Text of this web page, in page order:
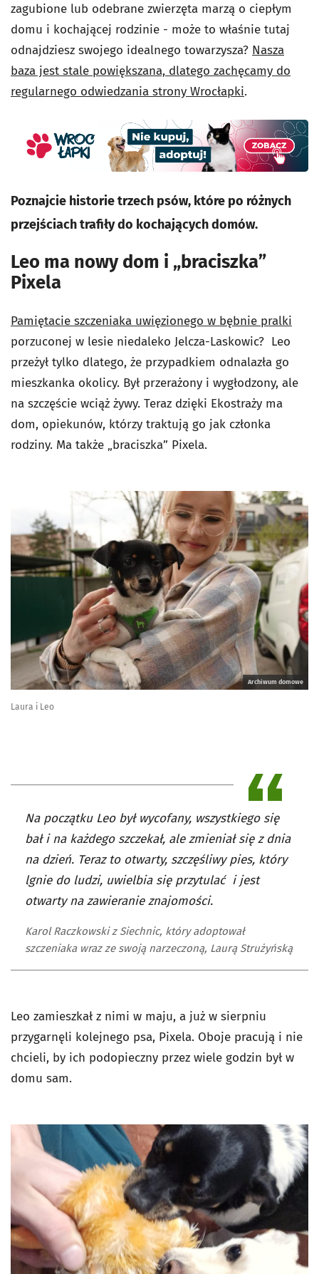
zagubione lub odebrane zwierzęta marzą o ciepłym
domu i kochającej rodzinie - może to właśnie tutaj
odnajdziesz swojego idealnego towarzysza? Nasza
baza jest stale powiększana, dlatego zachęcamy do
regularnego odwiedzania strony Wrocłapki.
Poznajcie historie trzech psów, które po różnych
przejściach trafiły do kochających domów.
Leo ma nowy dom i „braciszka”
Pixela
Pamiętacie szczeniaka uwięzionego w bębnie pralki
porzuconej w lesie niedaleko Jelcza-Laskowic? Leo
przeżył tylko dlatego, że przypadkiem odnalazła go
mieszkanka okolicy. Był przerażony i wygłodzony, ale
na szczęście wciąż żywy. Teraz dzięki Ekostraży ma
dom, opiekunów, którzy traktują go jak członka
rodziny. Ma także „braciszka” Pixela.
Archiwum domowe
Laura i Leo
Na początku Leo był wycofany, wszystkiego się
bał i na każdego szczekał, ale zmieniał się z dnia
na dzień. Teraz to otwarty, szczęśliwy pies, który
lgnie do ludzi, uwielbia się przytulać i jest
otwarty na zawieranie znajomości.
Karol Raczkowski z Siechnic, który adoptował
szczeniaka wraz ze swoją narzeczoną, Laurą Strużyńską
Leo zamieszkał z nimi w maju, a już w sierpniu
przygarnęli kolejnego psa, Pixela. Oboje pracują i nie
chcieli, by ich podopieczny przez wiele godzin był w
domu sam.